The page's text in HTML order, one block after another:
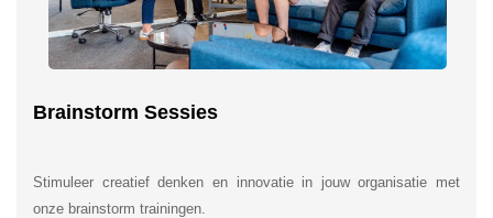
Brainstorm Sessies
Stimuleer creatief denken en innovatie in jouw organisatie met
onze brainstorm trainingen.